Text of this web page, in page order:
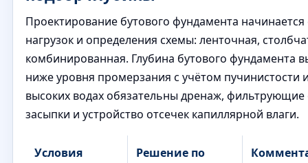
Проектирование бутового фундамента начинается
нагрузок и определения схемы: ленточная,
комбинированная. Глубина бутового фундамента
ниже уровня промерзания с учётом пучинистости
высоких водах обязательны дренаж,
засыпки и устройство отсечек капиллярной влаги.
Условия
Решение по